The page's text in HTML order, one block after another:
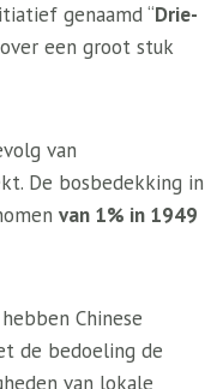
genaamd “Drie-
een groot stuk
van
De bosbedekking in
van 1% in 1949
Chinese
de bedoeling de
van lokale